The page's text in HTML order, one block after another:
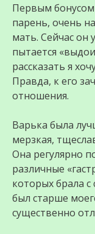
Первым
парень, очень
мать. Сейчас он
пытается
рассказать я
Правда, к его
отношения.
Варька была
мерзкая,
Она регулярно
различные
которых брала
был старше
существенно